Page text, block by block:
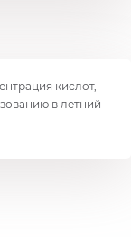
кислот,
в летний